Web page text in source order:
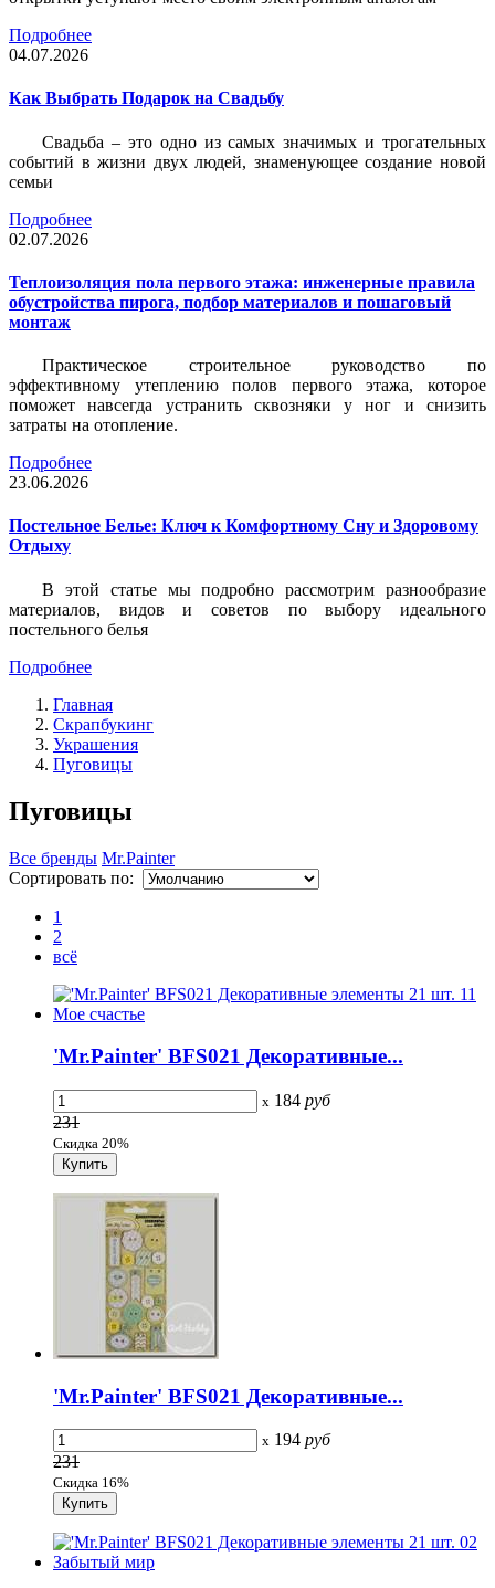
Подробнее
04.07.2026
Как Выбрать Подарок на Свадьбу
Свадьба – это одно из самых значимых и трогательных
событий в жизни двух людей, знаменующее создание новой
семьи
Подробнее
02.07.2026
Теплоизоляция пола первого этажа: инженерные правила
обустройства пирога, подбор материалов и пошаговый
монтаж
Практическое строительное руководство по
эффективному утеплению полов первого этажа, которое
поможет навсегда устранить сквозняки у ног и снизить
затраты на отопление.
Подробнее
23.06.2026
Постельное Белье: Ключ к Комфортному Сну и Здоровому
Отдыху
В этой статье мы подробно рассмотрим разнообразие
материалов, видов и советов по выбору идеального
постельного белья
Подробнее
Главная
Скрапбукинг
Украшения
Пуговицы
Пуговицы
Все бренды Mr.Painter
Сортировать по:
1
2
всё
'Mr.Painter' BFS021 Декоративные...
x 184 руб
231
Скидка 20%
'Mr.Painter' BFS021 Декоративные...
x 194 руб
231
Скидка 16%